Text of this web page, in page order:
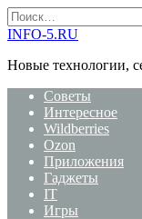
Перейти
к
Search
for:
INFO-5.RU
Новые технологии,
Советы
Интересное
Wildberries
Ozon
Приложения
Гаджеты
IT
Игры